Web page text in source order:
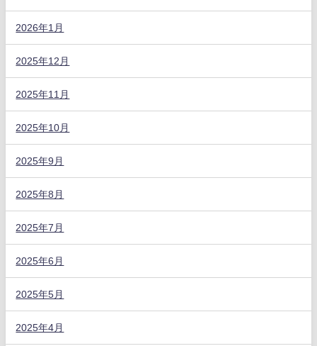
2026年1月
2025年12月
2025年11月
2025年10月
2025年9月
2025年8月
2025年7月
2025年6月
2025年5月
2025年4月